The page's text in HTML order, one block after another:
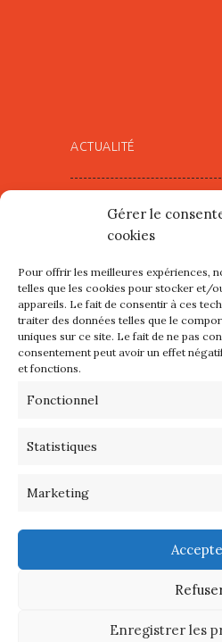
Gérer le
cookies
Pour offrir les meilleures expériences,
telles que les cookies pour stocker et/
appareils. Le fait de consentir à ces
traiter des données telles que le
uniques sur ce site. Le fait de ne pas
consentement peut avoir un effet
et fonctions.
Fonctionnel
Statistiques
Marketing
Enregistrer les
ACTUALITÉ
mercredi 12 et
2026
Les petits formats
d’Orange :
10h à 20h
2026 – Maison du
d’artistes – 13 et